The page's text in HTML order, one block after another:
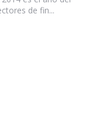
de fin...